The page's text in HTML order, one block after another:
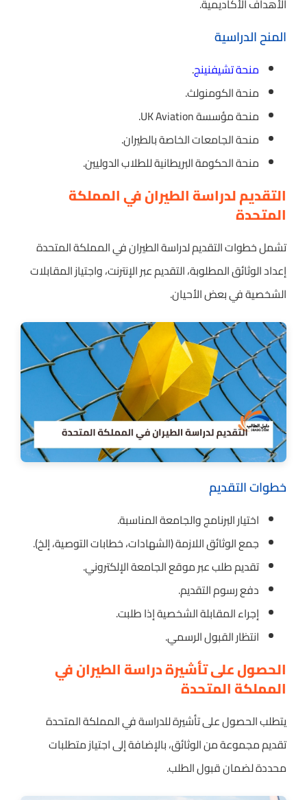
الأهداف الأكاديمية.
المنح الدراسية
منحة تشيفنينج.
منحة الكومنولث.
منحة مؤسسة UK Aviation.
منحة الجامعات الخاصة بالطيران.
منحة الحكومة البريطانية للطلاب الدوليين.
التقديم لدراسة الطيران في المملكة
المتحدة
تشمل خطوات التقديم لدراسة الطيران في المملكة المتحدة
إعداد الوثائق المطلوبة، التقديم عبر الإنترنت، واجتياز المقابلات
الشخصية في بعض الأحيان.
خطوات التقديم
اختيار البرنامج والجامعة المناسبة.
جمع الوثائق اللازمة (الشهادات، خطابات التوصية، إلخ).
تقديم طلب عبر موقع الجامعة الإلكتروني.
دفع رسوم التقديم.
إجراء المقابلة الشخصية إذا طلبت.
انتظار القبول الرسمي.
الحصول على تأشيرة دراسة الطيران في
المملكة المتحدة
يتطلب الحصول على تأشيرة للدراسة في المملكة المتحدة
تقديم مجموعة من الوثائق، بالإضافة إلى اجتياز متطلبات
محددة لضمان قبول الطلب.